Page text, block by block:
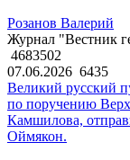
Розанов Валерий
Журнал "Вестник
4683502
07.06.2026 6435
Великий русский
по поручению
Камшилова,
Оймякон.